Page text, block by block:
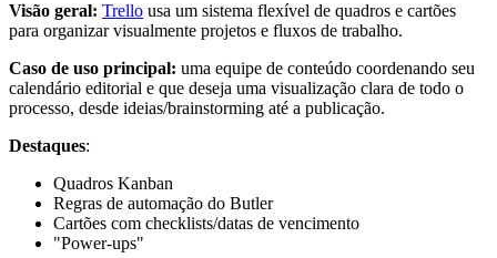
Visão geral: Trello usa um sistema flexível de quadros e cartões
para organizar visualmente projetos e fluxos de trabalho.
Caso de uso principal: uma equipe de conteúdo coordenando seu
calendário editorial e que deseja uma visualização clara de todo o
processo, desde ideias/brainstorming até a publicação.
Destaques:
Quadros Kanban
Regras de automação do Butler
Cartões com checklists/datas de vencimento
"Power-ups"